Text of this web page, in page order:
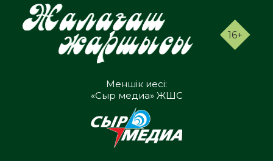
16+
Меншік иесі:
«Сыр медиа» ЖШС